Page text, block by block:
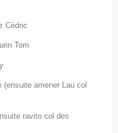
Cédric
Tom
amener Lau col
ravito col des